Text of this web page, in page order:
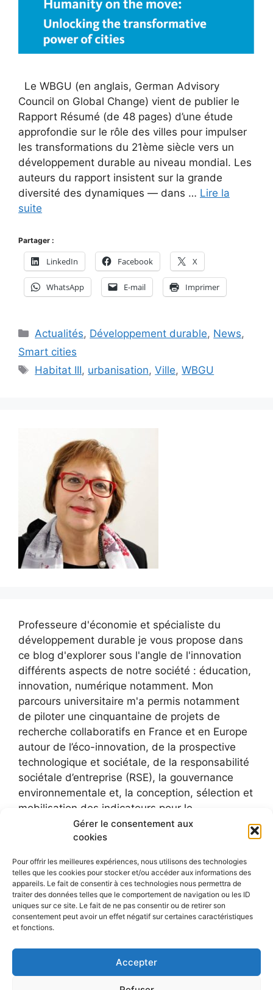
Gérer le consentement aux
cookies
Pour offrir les meilleures expériences, nous utilisons des technologies
telles que les cookies pour stocker et/ou accéder aux informations des
appareils. Le fait de consentir à ces technologies nous permettra de
traiter des données telles que le comportement de navigation ou les ID
uniques sur ce site. Le fait de ne pas consentir ou de retirer son
consentement peut avoir un effet négatif sur certaines caractéristiques
et fonctions.
Accepter
Le WBGU (en anglais, German Advisory
Council on Global Change) vient de publier le
Rapport Résumé (de 48 pages) d’une étude
approfondie sur le rôle des villes pour impulser
les transformations du 21ème siècle vers un
développement durable au niveau mondial. Les
auteurs du rapport insistent sur la grande
diversité des dynamiques — dans … Lire la
suite
Partager :
LinkedIn Facebook X
WhatsApp E-mail Imprimer
Catégories
Actualités, Développement durable, News,
Smart cities
Étiquettes
Habitat III, urbanisation,Ville,WBGU
Professeure d'économie et spécialiste du
développement durable je vous propose dans
ce blog d'explorer sous l'angle de l'innovation
différents aspects de notre société : éducation,
innovation, numérique notamment. Mon
parcours universitaire m'a permis notamment
de piloter une cinquantaine de projets de
recherche collaboratifs en France et en Europe
autour de l’éco-innovation, de la prospective
technologique et sociétale, de la responsabilité
sociétale d’entreprise (RSE), la gouvernance
environnementale et, la conception, sélection et
mobilisation des indicateurs pour le
développement durable.